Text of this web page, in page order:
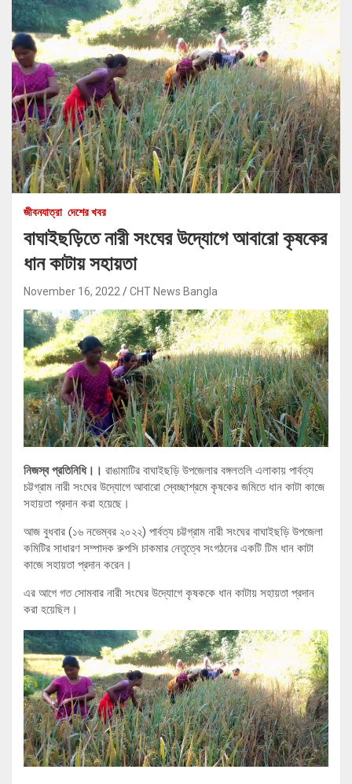
জীবনযাত্রা দেশের খবর
বাঘাইছড়িতে নারী সংঘের উদ্যোগে আবারো কৃষকের
ধান কাটায় সহায়তা
November 16, 2022 CHT News Bangla
নিজস্ব প্রতিনিধি।। রাঙামাটির বাঘাইছড়ি উপজেলার বঙ্গলতলি এলাকায় পার্বত্য
চট্টগ্রাম নারী সংঘের উদ্যোগে আবারো স্বেচ্ছাশ্রমে কৃষকের জমিতে ধান কাটা কাজে
সহায়তা প্রদান করা হয়েছে।
আজ বুধবার (১৬ নভেম্বর ২০২২) পার্বত্য চট্টগ্রাম নারী সংঘের বাঘাইছড়ি উপজেলা
কমিটির সাধারণ সম্পাদক রুপসি চাকমার নেতৃত্বে সংগঠনের একটি টিম ধান কাটা
কাজে সহায়তা প্রদান করেন।
এর আগে গত সোমবার নারী সংঘের উদ্যোগে কৃষককে ধান কাটায় সহায়তা প্রদান
করা হয়েছিল।